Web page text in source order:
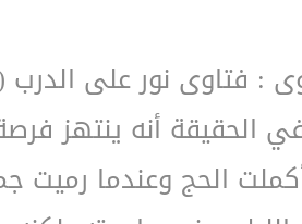
: فتاوى نور على
أنه ينتهز
الحج وعندما